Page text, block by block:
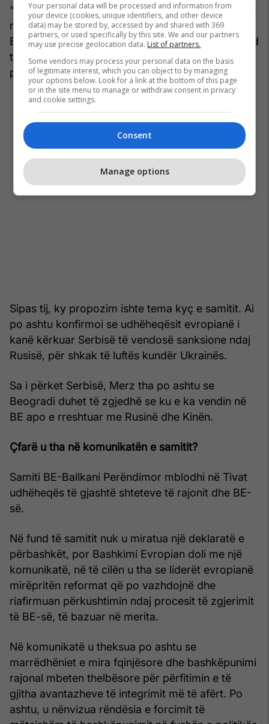
“Ne jemi absolutisht për këtë. Kjo do ta ndryshojë
ritmin dhe energjinë e anëtarësimit në Bashkimin
Evropian. Kjo do të thotë se, kur bëni diçka, mund
të uleni në tryezë,” tha Vuçiq për gazetarët pas
përfundimit të samitit në Tivat.
Sipas tij, ky propozim ishte tema kyç e samitit. Ai
po ashtu konfirmoi se udhëheqësit evropianë i
kanë kërkuar Serbisë të vendosë sanksione ndaj
Rusisë, për shkak të luftës kundër Ukrainës.
Sa i përket Serbisë, Merz tha po ashtu se
Beogradi duhet të zgjedhë se ku e ka vendin në
BE apo e rreshtuar me Rusinë dhe Kinën.
Çfarë u tha në komunikatën e samitit?
Samiti BE-Ballkani Perëndimor mblodhi në Tivat
udhëheqës të gjashtë shteteve të rajonit dhe BE-
së.
Në fund të samitit nuk u miratua një deklaratë e
përbashkët, por Bashkimi Evropian doli me një
komunikatë, në të cilën u tha se liderët evropianë
mirëpritën reformat që po vazhdojnë dhe
riafirmuan përkushtimin ndaj procesit të zgjerimit
të BE-së, të bazuar në merita.
Në komunikatë u theksua po ashtu se
marrëdhëniet e mira fqinjësore dhe bashkëpunimi
rajonal mbeten thelbësore për përfitimin e të
gjitha avantazheve të integrimit më të afërt. Po
ashtu, u nënvizua rëndësia e forcimit të
Your personal data will be processed and information from
your device (cookies, unique identifiers, and other device
data) may be stored by, accessed by and shared with 369
partners, or used specifically by this site. We and our partners
may use precise geolocation data. List of partners.
Some vendors may process your personal data on the basis
of legitimate interest, which you can object to by managing
your options below. Look for a link at the bottom of this page
or in the site menu to manage or withdraw consent in privacy
and cookie settings.
Consent
Manage options